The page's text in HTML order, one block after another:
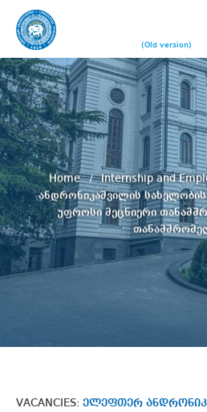
(Old version)
Home Internship and
ანდრონიკაშვილის სახელობის
უფროსი მეცნიერი
VACANCIES: ელეფთერ